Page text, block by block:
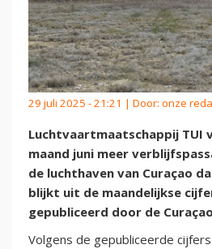
29 juli 2025 - 21:21 | Door: onze
Luchtvaartmaatschappij TUI
maand juni meer
de luchthaven van Curaçao
blijkt uit de maandelijkse
gepubliceerd door de
Volgens de gepubliceerde